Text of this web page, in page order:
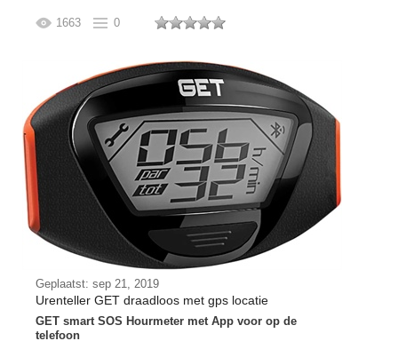
1663 0
Geplaatst: sep 21, 2019
Urenteller GET draadloos met gps locatie
GET smart SOS Hourmeter met App voor op de
telefoon